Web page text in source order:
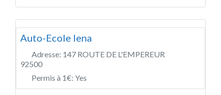
Auto-Ecole Iena
Adresse: 147 ROUTE DE L'EMPEREUR
92500
Permis à 1€: Yes